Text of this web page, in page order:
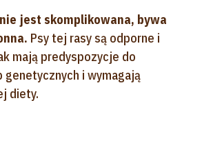
nie jest skomplikowana, bywa
Psy tej rasy są odporne i
mają predyspozycje do
genetycznych i wymagają
diety.